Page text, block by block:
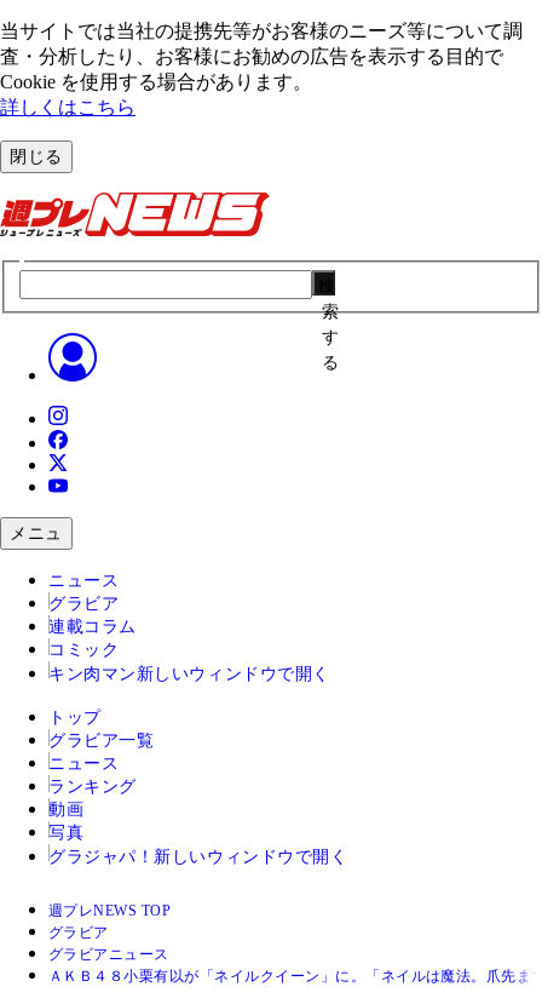
当サイトでは当社の提携先等がお客様のニーズ等について調
査・分析したり、お客様にお勧めの広告を表⽰する⽬的で
Cookie を使⽤する場合があります。
詳しくはこちら
閉じる
索
す
る
メニュ
ニュース
グラビア
連載コラム
コミック
キン肉マン 新しいウィンドウで開く
トップ
グラビア一覧
ニュース
ランキング
動画
写真
グラジャパ！ 新しいウィンドウで開く
週プレNEWS TOP
グラビア
グラビアニュース
ＡＫＢ４８小栗有以が「ネイルクイーン」に。「ネイルは魔法。爪先